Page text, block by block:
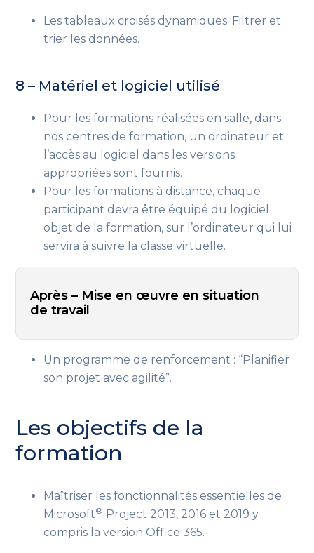
Les tableaux croisés dynamiques. Filtrer et
trier les données.
8 – Matériel et logiciel utilisé
Pour les formations réalisées en salle, dans
nos centres de formation, un ordinateur et
l’accès au logiciel dans les versions
appropriées sont fournis.
Pour les formations à distance, chaque
participant devra être équipé du logiciel
objet de la formation, sur l’ordinateur qui lui
servira à suivre la classe virtuelle.
Après – Mise en œuvre en situation
de travail
Un programme de renforcement : “Planifier
son projet avec agilité”.
Les objectifs de la
formation
Maîtriser les fonctionnalités essentielles de
Microsoft® Project 2013, 2016 et 2019 y
compris la version Office 365.